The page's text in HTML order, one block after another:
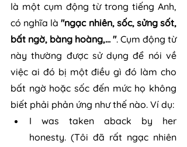
là một cụm động từ trong tiếng Anh,
có nghĩa là "ngạc nhiên, sốc, sửng sốt,
bất ngờ, bàng hoàng,... ". Cụm động từ
này thường được sử dụng để nói về
việc ai đó bị một điều gì đó làm cho
bất ngờ hoặc sốc đến mức họ không
biết phải phản ứng như thế nào. Ví dụ:
I was taken aback by her
honesty. (Tôi đã rất ngạc nhiên